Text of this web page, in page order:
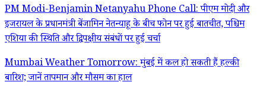
PM Modi-Benjamin Netanyahu Phone Call: पीएम मोदी और
इजरायल के प्रधानमंत्री बेंजामिन नेतन्याहू के बीच फोन पर हुई बातचीत, पश्चिम
एशिया की स्थिति और द्विपक्षीय संबंधों पर हुई चर्चा
Mumbai Weather Tomorrow: मुंबई में कल हो सकती हैं हल्की
बारिश; जानें तापमान और मौसम का हाल